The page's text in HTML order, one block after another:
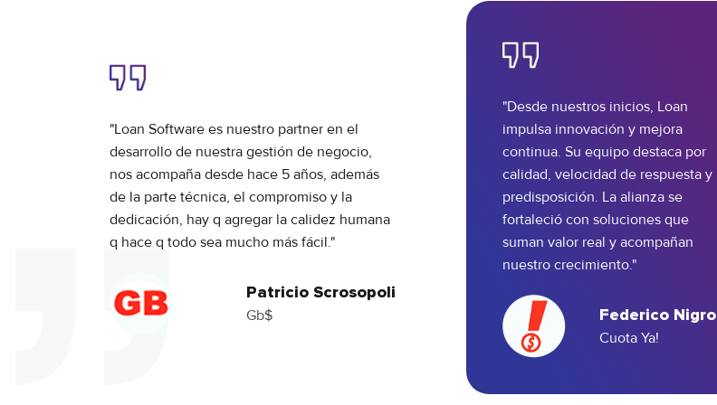
"Loan Software es nuestro partner en el
desarrollo de nuestra gestión de negocio,
nos acompaña desde hace 5 años, además
de la parte técnica, el compromiso y la
dedicación, hay q agregar la calidez humana
q hace q todo sea mucho más fácil."
Patricio Scrosopoli
Gb$
"Desde nuestros inicios, Loan
impulsa innovación y mejora
continua. Su equipo destaca por
calidad, velocidad de respuesta y
predisposición. La alianza se
fortaleció con soluciones que
suman valor real y acompañan
nuestro crecimiento."
Federico Nigro
Cuota Ya!